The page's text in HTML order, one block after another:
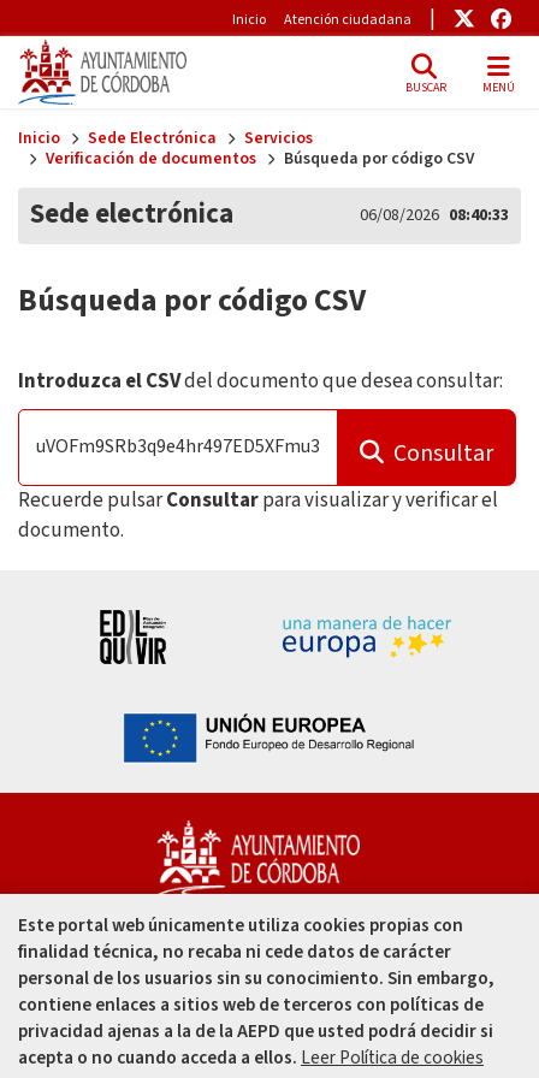
Pre-Header
Inicio Atención ciudadana Enlace
BUSCAR MENÚ
Inicio Sede Electrónica
Servicios
Verificación de documentos
Búsqueda por código CSV
Sede electrónica 06/08/2026 08:40:33
Búsqueda por código CSV
Introduzca el CSVdel documento que desea consultar:
Consultar
Recuerde pulsarConsultarpara visualizar y verificar el
documento.
Capitulares, 1. 14002
Córdoba - España
957 49 99 00
957 47 80 50
Este portal web únicamente utiliza cookies propias con
finalidad técnica, no recaba ni cede datos de carácter
personal de los usuarios sin su conocimiento. Sin embargo,
contiene enlaces a sitios web de terceros con políticas de
privacidad ajenas a la de la AEPD que usted podrá decidir si
acepta o no cuando acceda a ellos. Leer Política de cookies